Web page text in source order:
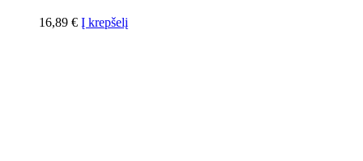
16,89 € Į krepšelį